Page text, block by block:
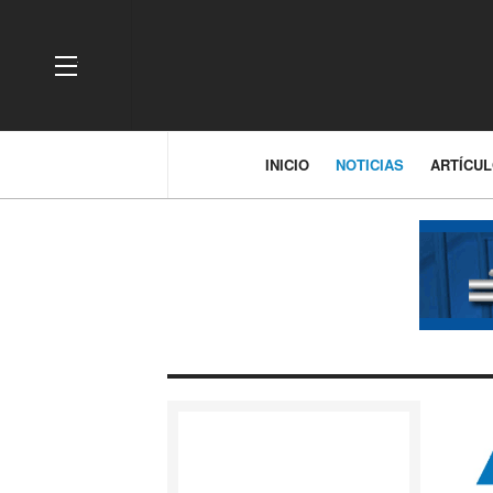
OFF CANVAS
INICIO NOTICIAS